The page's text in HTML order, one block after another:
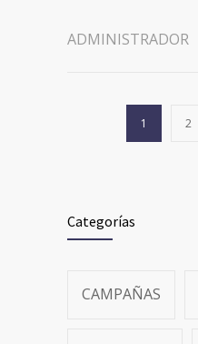
ADMINISTRADOR
1 2
Categorías
CAMPAÑAS